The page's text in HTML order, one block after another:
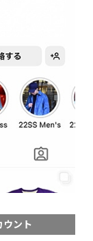
ウント